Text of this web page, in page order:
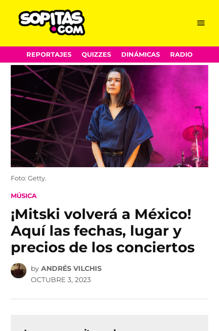
Skip
to
content
Menu
REPORTAJES QUIZZES DINÁMICAS RADIO
Foto: Getty.
POSTED
MÚSICA
¡Mitski volverá a México!
Aquí las fechas, lugar y
precios de los conciertos
by ANDRÉS VILCHIS
OCTUBRE 3, 2023